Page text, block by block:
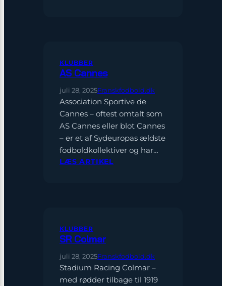
KLUBBER
AS Cannes
juli 28, 2025Franskfodbold.dk
Association Sportive de
Cannes – oftest omtalt som
AS Cannes eller blot Cannes
– er et af Sydeuropas ældste
fodboldkollektiver og har…
LÆS ARTIKEL
KLUBBER
SR Colmar
juli 28, 2025Franskfodbold.dk
Stadium Racing Colmar –
med rødder tilbage til 1919